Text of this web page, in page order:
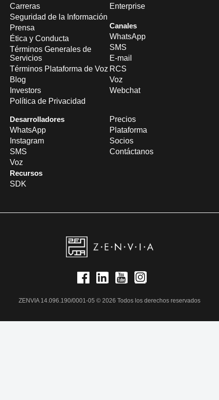
Carreras
Seguridad de la Información
Prensa
Ética y Conducta
Términos Generales de
Servicios
Términos Plataforma de Voz
Blog
Investors
Política de Privacidad
Enterprise
Canales
WhatsApp
SMS
E-mail
RCS
Voz
Webchat
Desarrolladores
WhatsApp
Instagram
SMS
Voz
Recursos
SDK
Precios
Plataforma
Socios
Contáctanos
ZENVIA 14.096.190/0001-05 © 2026 Todos los derechos reservados